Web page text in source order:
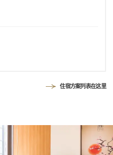
住宿方案列表在这里